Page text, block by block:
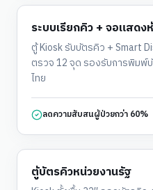
โรงพยาบาล & คลินิก
ระบบเรียกคิว + จอแสดง
ตู้ Kiosk รับบัตรคิว + Smart
ตรวจ 12 จุด รองรับการพิมพ์
ไทย
ลดความสับสนผู้ป่วยกว่า 60%
หน่วยงานราชการ
ตู้บัตรคิวหน่วยงานรัฐ